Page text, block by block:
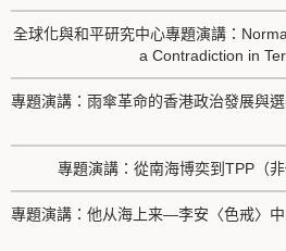
全球化與和平研究中心專題演講：
a Contradiction in
專題演講：雨傘革命的香港政治發展與
專題演講：從南海博奕到TPP（
專題演講：他从海上来—李安〈色戒〉